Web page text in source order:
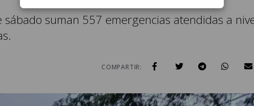
suman 557 emergencias atendidas a
COMPARTIR: